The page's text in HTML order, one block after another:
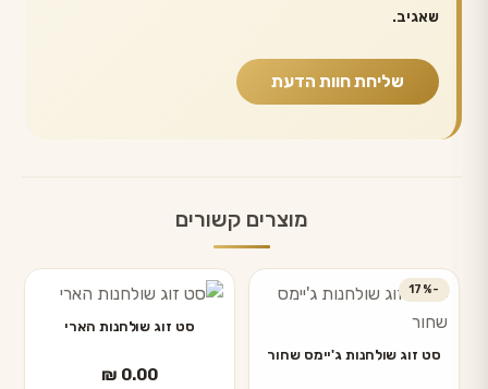
שאגיב.
מוצרים קשורים
-17%
סט זוג שולחנות ג'יימס שחור
סט זוג שולחנות הארי
₪ 0.00